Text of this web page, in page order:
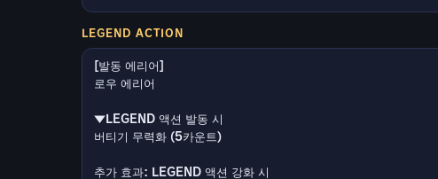
LEGEND ACTION
[발동 에리어]
로우 에리어
▼LEGEND 액션 발동 시
버티기 무력화 (5카운트)
추가 효과: LEGEND 액션 강화 시